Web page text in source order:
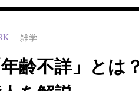
雑学
年齢不詳」と